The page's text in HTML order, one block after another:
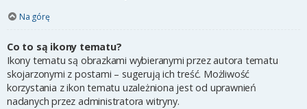
Na górę
Co to są ikony tematu?
Ikony tematu są obrazkami wybieranymi przez autora tematu
skojarzonymi z postami – sugerują ich treść. Możliwość
korzystania z ikon tematu uzależniona jest od uprawnień
nadanych przez administratora witryny.